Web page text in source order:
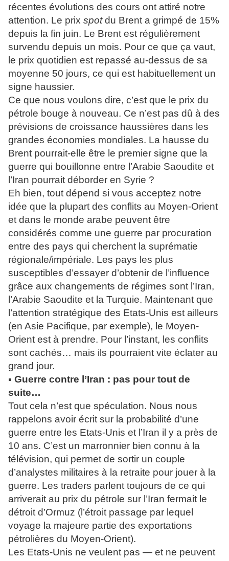
récentes évolutions des cours ont attiré notre
attention. Le prix spotdu Brent a grimpé de 15%
depuis la fin juin. Le Brent est régulièrement
survendu depuis un mois. Pour ce que ça vaut,
le prix quotidien est repassé au-dessus de sa
moyenne 50 jours, ce qui est habituellement un
signe haussier.
Ce que nous voulons dire, c’est que le prix du
pétrole bouge à nouveau. Ce n’est pas dû à des
prévisions de croissance haussières dans les
grandes économies mondiales. La hausse du
Brent pourrait-elle être le premier signe que la
guerre qui bouillonne entre l’Arabie Saoudite et
l’Iran pourrait déborder en Syrie ?
Eh bien, tout dépend si vous acceptez notre
idée que la plupart des conflits au Moyen-Orient
et dans le monde arabe peuvent être
considérés comme une guerre par procuration
entre des pays qui cherchent la suprématie
régionale/impériale. Les pays les plus
susceptibles d’essayer d’obtenir de l’influence
grâce aux changements de régimes sont l’Iran,
l’Arabie Saoudite et la Turquie. Maintenant que
l’attention stratégique des Etats-Unis est ailleurs
(en Asie Pacifique, par exemple), le Moyen-
Orient est à prendre. Pour l’instant, les conflits
sont cachés… mais ils pourraient vite éclater au
grand jour.
▪ Guerre contre l’Iran : pas pour tout de
suite…
Tout cela n’est que spéculation. Nous nous
rappelons avoir écrit sur la probabilité d’une
guerre entre les Etats-Unis et l’Iran il y a près de
10 ans. C’est un marronnier bien connu à la
télévision, qui permet de sortir un couple
d’analystes militaires à la retraite pour jouer à la
guerre. Les traders parlent toujours de ce qui
arriverait au prix du pétrole sur l’Iran fermait le
détroit d’Ormuz (l’étroit passage par lequel
voyage la majeure partie des exportations
pétrolières du Moyen-Orient).
Les Etats-Unis ne veulent pas — et ne peuvent